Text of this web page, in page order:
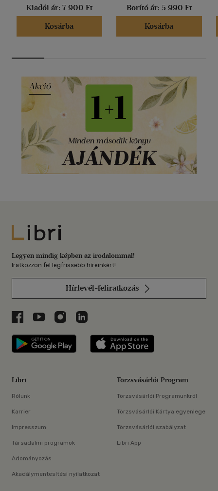
Kiadói ár: 7 900 Ft
Kosárba
Borító ár: 5 990 Ft
Kosárba
Libri
Legyen mindig képben az irodalommal!
Iratkozzon fel legfrissebb híreinkért!
Hírlevél-feliratkozás
Libri a Facebookon
Libri a Youtube-on
Libri az Instagramon
Libri a LinkedInen
Libri applikáció Szerezd meg: Google
Libri
Rólunk
Karrier
Impresszum
Társadalmi programok
Adományozás
Akadálymentesítési nyilatkozat
Törzsvásárlói Program
Törzsvásárlói Programunkról
Törzsvásárlói Kártya egyenlege
Törzsvásárlói szabályzat
Libri App